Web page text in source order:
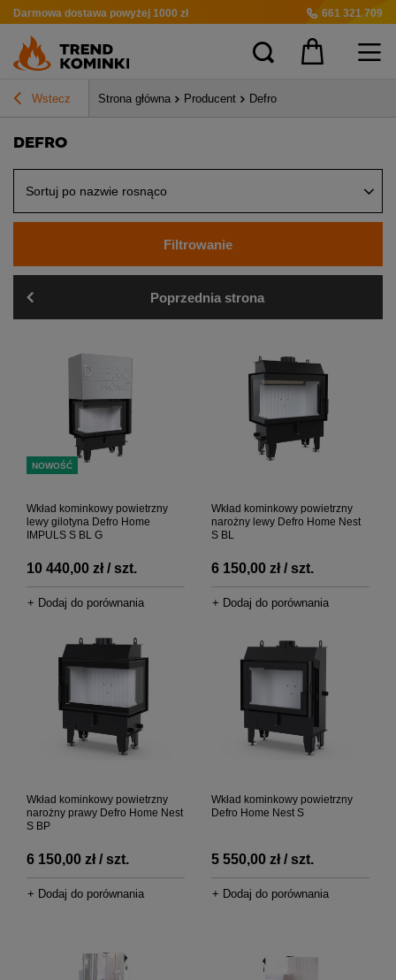
Darmowa dostawa powyżej 1000 zł 661 321 709
Wstecz Strona główna Producent Defro
DEFRO
Sortuj po nazwie rosnąco
Filtrowanie
Poprzednia strona
NOWOŚĆ
Wkład kominkowy powietrzny
lewy gilotyna Defro Home
IMPULS S BL G
10 440,00 zł / szt.
+ Dodaj do porównania
Wkład kominkowy powietrzny
narożny lewy Defro Home Nest
S BL
6 150,00 zł / szt.
+ Dodaj do porównania
Wkład kominkowy powietrzny
narożny prawy Defro Home Nest
S BP
6 150,00 zł / szt.
+ Dodaj do porównania
Wkład kominkowy powietrzny
Defro Home Nest S
5 550,00 zł / szt.
+ Dodaj do porównania